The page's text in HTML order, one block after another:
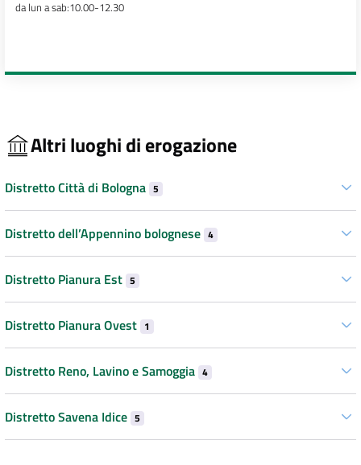
da lun a sab:10.00-12.30
Altri luoghi di erogazione
Distretto Città di Bologna 5
Distretto dell’Appennino bolognese 4
Distretto Pianura Est 5
Distretto Pianura Ovest 1
Distretto Reno, Lavino e Samoggia 4
Distretto Savena Idice 5